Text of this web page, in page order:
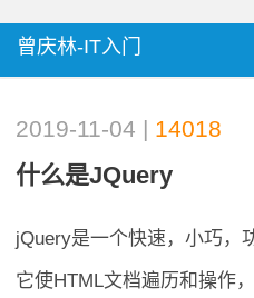
曾庆林-IT入门
2019-11-04 | 14018
什么是jQuery
jQuery是一个快速，小巧，
它使HTML文档遍历和操作